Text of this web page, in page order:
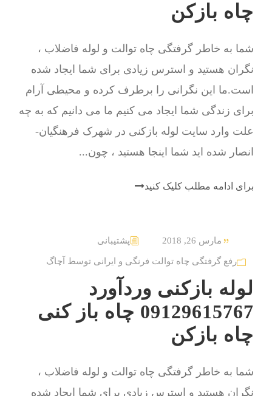
چاه بازکن
شما به خاطر گرفتگی چاه توالت و لوله فاضلاب ،
نگران هستید و استرس زیادی برای شما ایجاد شده
است.ما این نگرانی را برطرف کرده و محیطی آرام
برای زندگی شما ایجاد می کنیم ما می دانیم که به چه
علت وارد سایت لوله بازکنی در شهرک فرهنگیان-
انصار شده اید شما اینجا هستید ، چون...
برای ادامه مطلب کلیک کنید
مارس 26, 2018 پشتیبانی
رفع گرفتگی چاه توالت فرنگی و ایرانی توسط آچاگ
لوله بازکنی وردآورد
09129615767 چاه باز کنی
چاه بازکن
شما به خاطر گرفتگی چاه توالت و لوله فاضلاب ،
نگران هستید و استرس زیادی برای شما ایجاد شده